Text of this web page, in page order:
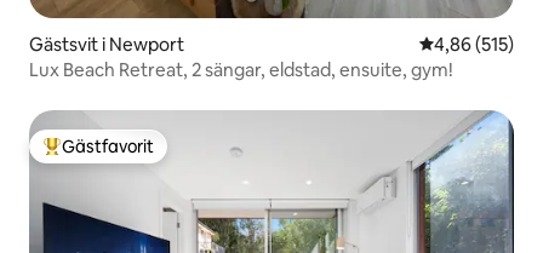
Gästsvit i Newport 4,86 av 5 i
4,86 (515)
Lux Beach Retreat, 2 sängar, eldstad, ensuite, gym!
Populär gästfavorit
Gästfavorit